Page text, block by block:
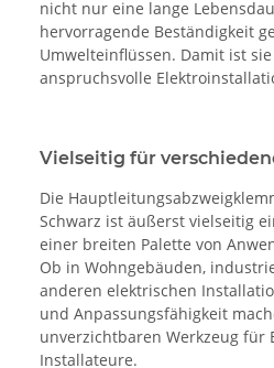
nicht nur eine lange
hervorragende Beständigkeit
Umwelteinflüssen. Damit ist
anspruchsvolle
Vielseitig für
Die
Schwarz ist äußerst vielseitig
einer breiten Palette von
Ob in Wohngebäuden,
anderen elektrischen
und Anpassungsfähigkeit
unverzichtbaren Werkzeug für
Installateure.